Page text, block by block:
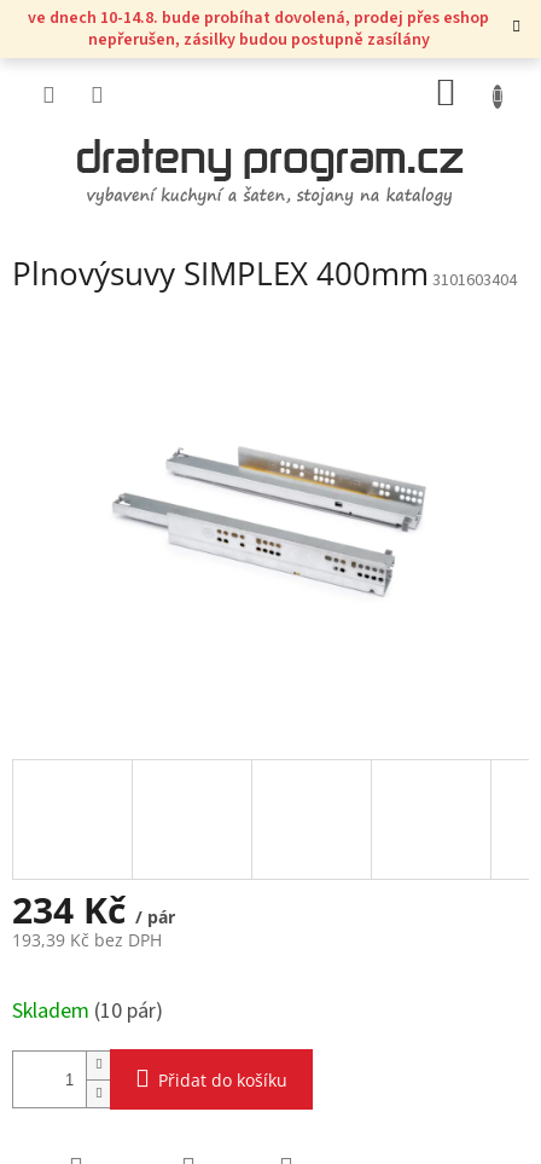
Přejít
obsah
ve dnech 10-14.8. bude probíhat dovolená, prodej přes eshop
nepřerušen, zásilky budou postupně zasílány
KOŠÍK
Plnovýsuvy SIMPLEX 400mm 3101603404
234 Kč / pár
193,39 Kč bez DPH
cena:
Skladem (10 pár)
Přidat do košíku